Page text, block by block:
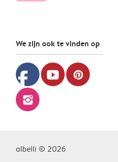
We zijn ook te vinden op
facebook youtube pinterest
instagram
albelli © 2026